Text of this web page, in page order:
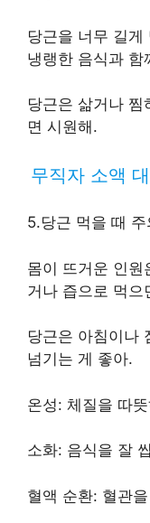
당근을 너무 길
냉랭한 음식과 함
당근은 삶거나
면 시원해.
무직자 소액
5.당근 먹을 때 주
몸이 뜨거운 인원
거나 즙으로 먹으
당근은 아침이나
넘기는 게 좋아.
온성: 체질을 따
소화: 음식을 잘
혈액 순환: 혈관